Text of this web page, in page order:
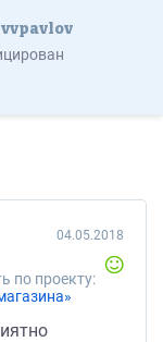
vvpavlov
по проекту:
04.05.2018